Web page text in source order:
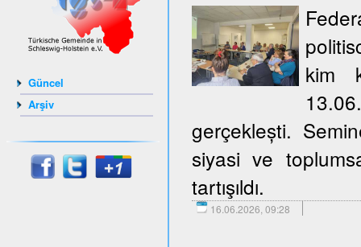
Güncel
Arşiv
kim
gerçeklești.
siyasi ve
tartışıldı.
16.06.2026, 09:28